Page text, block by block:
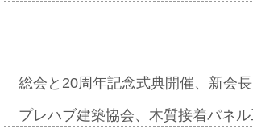
総会と20周年記念式典開催、新会
プレハブ建築協会、木質接着パネ